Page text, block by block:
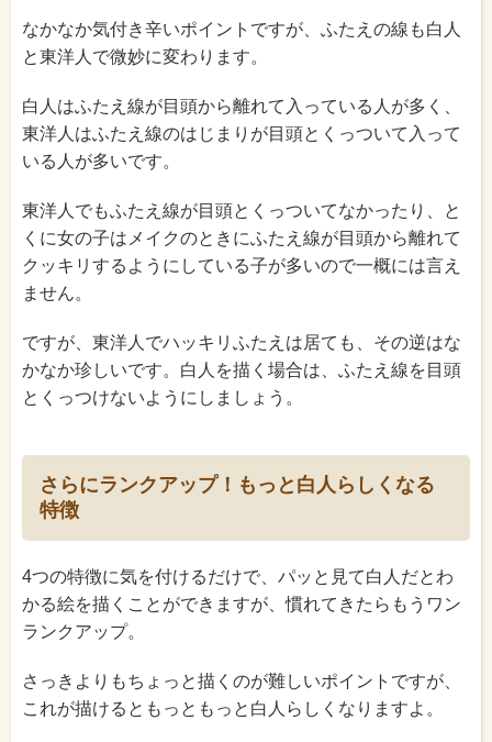
なかなか気付き辛いポイントですが、ふたえの線も白人
と東洋人で微妙に変わります。
白人はふたえ線が目頭から離れて入っている人が多く、
東洋人はふたえ線のはじまりが目頭とくっついて入って
いる人が多いです。
東洋人でもふたえ線が目頭とくっついてなかったり、と
くに女の子はメイクのときにふたえ線が目頭から離れて
クッキリするようにしている子が多いので一概には言え
ません。
ですが、東洋人でハッキリふたえは居ても、その逆はな
かなか珍しいです。白人を描く場合は、ふたえ線を目頭
とくっつけないようにしましょう。
さらにランクアップ！もっと白人らしくなる
特徴
4つの特徴に気を付けるだけで、パッと見て白人だとわ
かる絵を描くことができますが、慣れてきたらもうワン
ランクアップ。
さっきよりもちょっと描くのが難しいポイントですが、
これが描けるともっともっと白人らしくなりますよ。